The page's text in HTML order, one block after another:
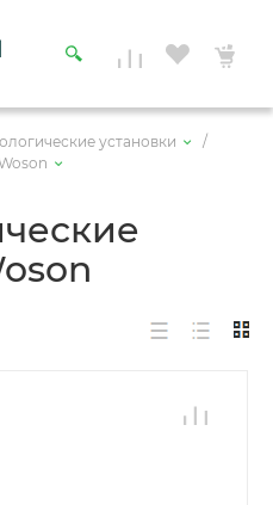
установки
/